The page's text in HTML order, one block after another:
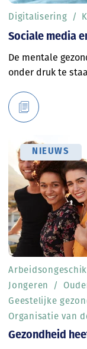
Sociale media
De mentale
onder druk te
Digitalisering
Gezondheid
NIEUWS
Jongeren
Geestelijke
Organisatie van